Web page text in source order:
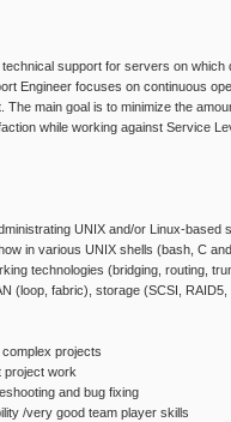
technical support for servers on
Engineer focuses on continuous
The main goal is to minimize the
while working against Service
UNIX and/or Linux-based
in various UNIX shells (bash, C
technologies (bridging, routing,
(loop, fabric), storage (SCSI,
projects
project work
and bug fixing
/very good team player skills